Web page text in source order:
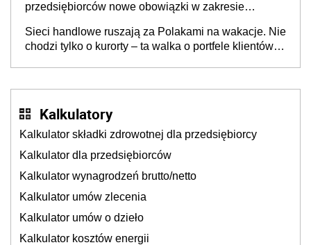
przedsiębiorców nowe obowiązki w zakresie
Sieci handlowe ruszają za Polakami na wakacje. Nie
chodzi tylko o kurorty – ta walka o portfele klientów
Kalkulatory
Kalkulator składki zdrowotnej dla przedsiębiorcy
Kalkulator dla przedsiębiorców
Kalkulator wynagrodzeń brutto/netto
Kalkulator umów zlecenia
Kalkulator umów o dzieło
Kalkulator kosztów energii